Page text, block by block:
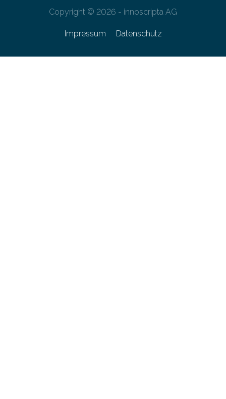
Copyright © 2026 - innoscripta AG
Impressum Datenschutz